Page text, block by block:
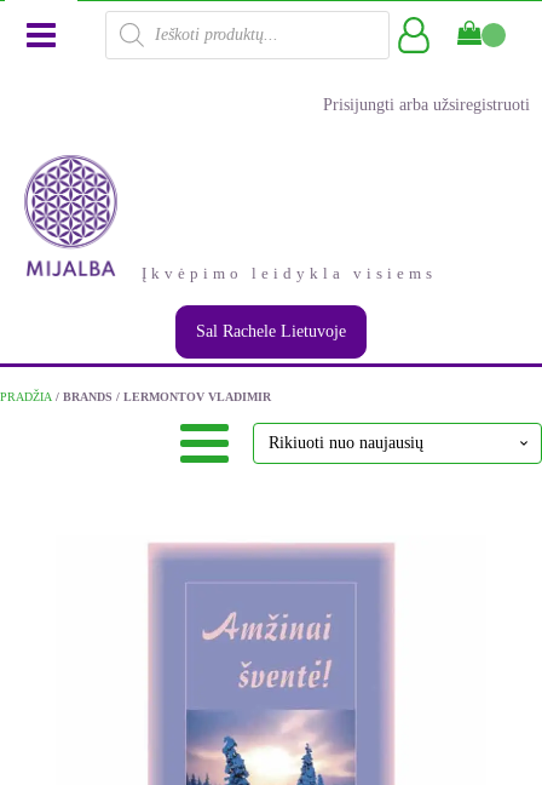
Products
search
Prisijungti arba užsiregistruoti
Įkvėpimo leidykla visiems
Sal Rachele Lietuvoje
PRADŽIA / BRANDS / LERMONTOV VLADIMIR